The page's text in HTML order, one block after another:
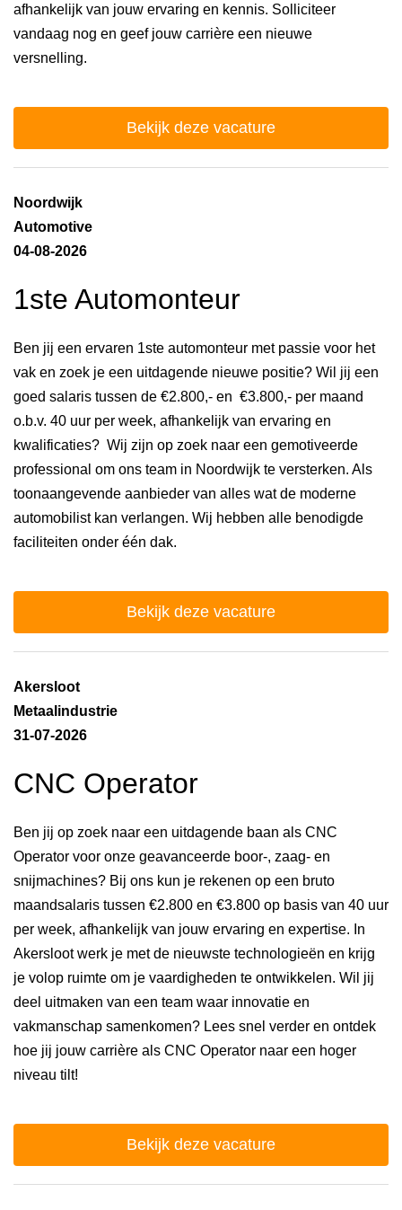
afhankelijk van jouw ervaring en kennis. Solliciteer
vandaag nog en geef jouw carrière een nieuwe
versnelling.
Bekijk deze vacature
Noordwijk
Automotive
04-08-2026
1ste Automonteur
Ben jij een ervaren 1ste automonteur met passie voor het
vak en zoek je een uitdagende nieuwe positie? Wil jij een
goed salaris tussen de €2.800,- en €3.800,- per maand
o.b.v. 40 uur per week, afhankelijk van ervaring en
kwalificaties? Wij zijn op zoek naar een gemotiveerde
professional om ons team in Noordwijk te versterken. Als
toonaangevende aanbieder van alles wat de moderne
automobilist kan verlangen. Wij hebben alle benodigde
faciliteiten onder één dak.
Bekijk deze vacature
Akersloot
Metaalindustrie
31-07-2026
CNC Operator
Ben jij op zoek naar een uitdagende baan als CNC
Operator voor onze geavanceerde boor-, zaag- en
snijmachines? Bij ons kun je rekenen op een bruto
maandsalaris tussen €2.800 en €3.800 op basis van 40 uur
per week, afhankelijk van jouw ervaring en expertise. In
Akersloot werk je met de nieuwste technologieën en krijg
je volop ruimte om je vaardigheden te ontwikkelen. Wil jij
deel uitmaken van een team waar innovatie en
vakmanschap samenkomen? Lees snel verder en ontdek
hoe jij jouw carrière als CNC Operator naar een hoger
niveau tilt!
Bekijk deze vacature